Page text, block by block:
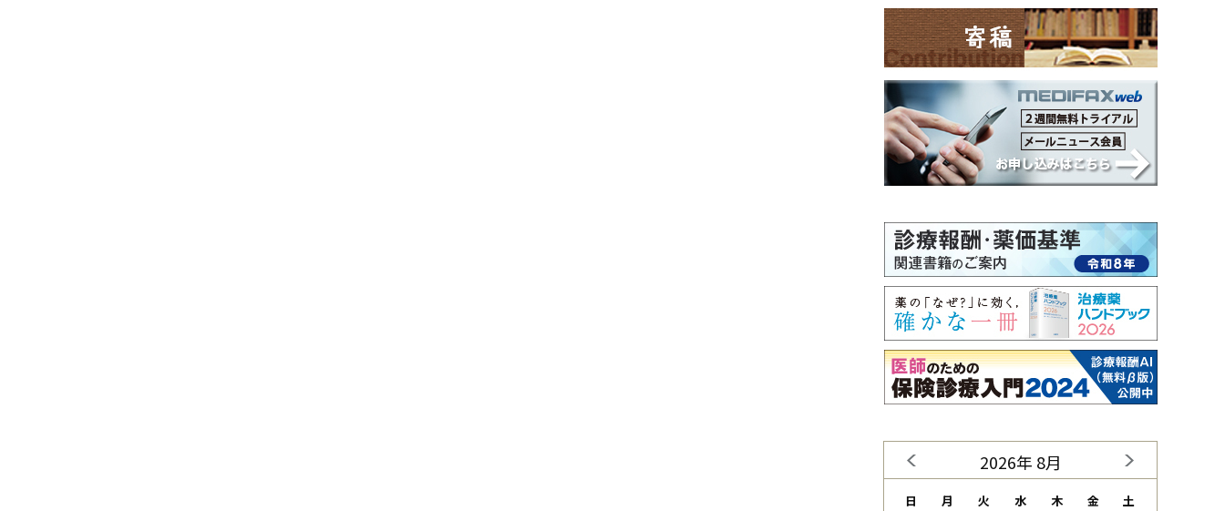
2026年 8月
日 月 火 水 木 金 土